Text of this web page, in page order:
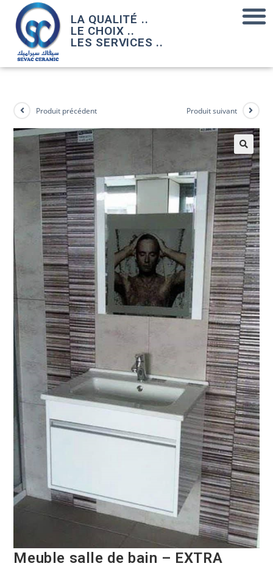
LA QUALITÉ ..
LE CHOIX ..
LES SERVICES ..
Produit précédent Produit suivant
Meuble salle de bain – EXTRA